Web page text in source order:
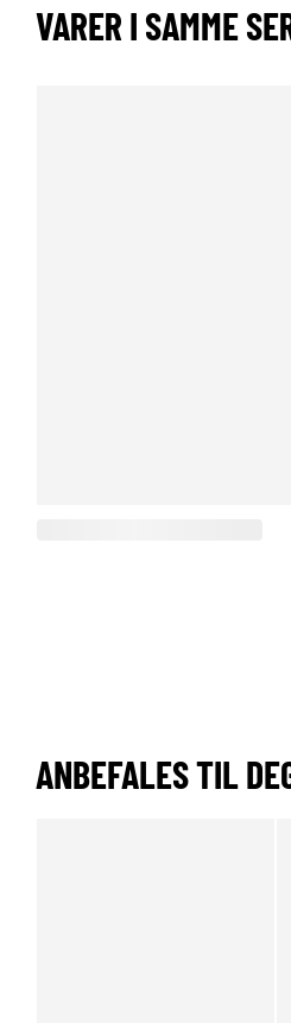
VARER I SAMME
ANBEFALES TIL